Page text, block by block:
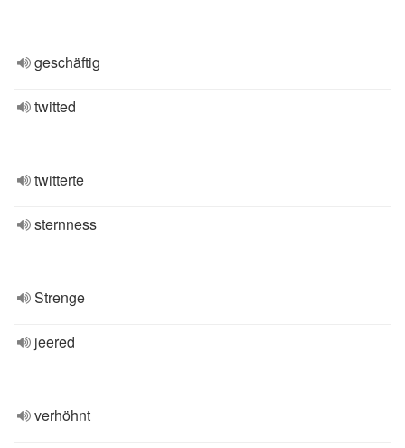
geschäftig
twitted
twitterte
sternness
Strenge
jeered
verhöhnt